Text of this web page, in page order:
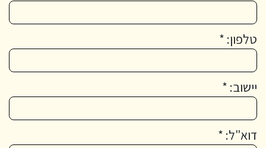
טלפון: *
יישוב: *
דוא"ל: *